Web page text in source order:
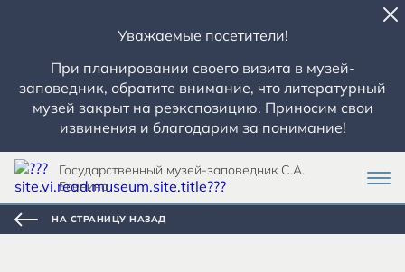
Уважаемые посетители!
При планировании своего визита в музей-
заповедник, обратите внимание, что литературный
музей закрыт на реэкспозицию. Приносим свои
извинения и благодарим за понимание!
Государственный музей-заповедник С.А.
Есенина
НА СТРАНИЦУ НАЗАД